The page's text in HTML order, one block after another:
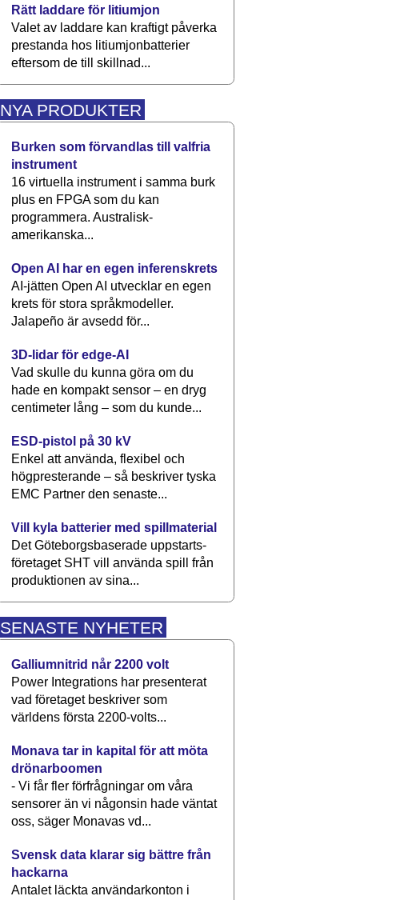
Rätt laddare för litiumjon
Valet av laddare kan kraftigt påverka
prestanda hos litiumjonbatterier
eftersom de till skillnad...
NYA PRODUKTER
Burken som förvandlas till valfria
instrument
16 virtuella instrument i samma burk
plus en FPGA som du kan
programmera. Australisk-
amerikanska...
Open AI har en egen inferenskrets
AI-jätten Open AI utvecklar en egen
krets för stora språkmodeller.
Jalapeño är avsedd för...
3D-lidar för edge-AI
Vad skulle du kunna göra om du
hade en kompakt sensor – en dryg
centimeter lång – som du kunde...
ESD-pistol på 30 kV
Enkel att använda, flexibel och
högpresterande – så beskriver tyska
EMC Partner den senaste...
Vill kyla batterier med spillmaterial
Det Göteborgsbaserade upp­starts­
företaget SHT vill använda spill från
produktionen av sina...
SENASTE NYHETER
Galliumnitrid når 2200 volt
Power Integrations har presenterat
vad företaget beskriver som
världens första 2200-volts...
Monava tar in kapital för att möta
drönarboomen
- Vi får fler förfrågningar om våra
sensorer än vi någonsin hade väntat
oss, säger Monavas vd...
Svensk data klarar sig bättre från
hackarna
Antalet läckta användarkonton i